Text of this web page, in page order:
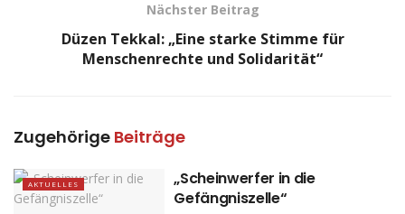
Nächster Beitrag
Düzen Tekkal: „Eine starke Stimme für
Menschenrechte und Solidarität“
Zugehörige Beiträge
AKTUELLES
„Scheinwerfer in die
Gefängniszelle“